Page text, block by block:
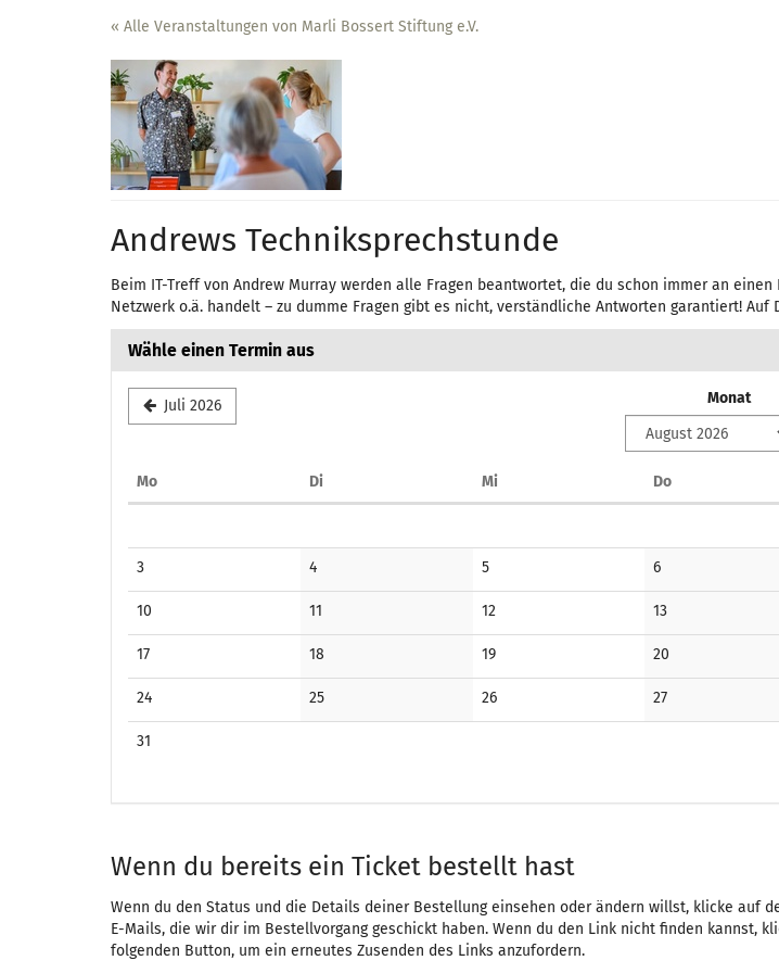
« Alle Veranstaltungen von Marli Bossert Stiftung e.V.
Andrews Techniksprechstunde
Beim IT-Treff von Andrew Murray werden alle Fragen beantwortet, die du schon immer an
Netzwerk o.ä. handelt – zu dumme Fragen gibt es nicht, verständliche Antworten garantiert! Auf
Wähle einen Termin aus
Juli 2026 Monat
MoMontag DiDienstag MiMittwoch DoDonnerstag
3Keine
Veranstaltungen
4Keine
Veranstaltungen
5Keine
Veranstaltungen
6Keine
Veranstaltungen
10
Veranstaltungen
11
Veranstaltungen
12
Veranstaltungen
13Keine
Veranstaltungen
17Keine
Veranstaltungen
18
Veranstaltungen
19Keine
Veranstaltungen
20
24Keine
Veranstaltungen
25Keine
Veranstaltungen
26Keine
Veranstaltungen
27Keine
Veranstaltungen
31
Wenn du bereits ein Ticket bestellt hast
Wenn du den Status und die Details deiner Bestellung einsehen oder ändern willst, klicke auf
E-Mails, die wir dir im Bestellvorgang geschickt haben. Wenn du den Link nicht finden kannst,
folgenden Button, um ein erneutes Zusenden des Links anzufordern.